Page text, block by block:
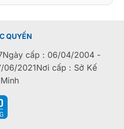
QUYẾN
cấp : 06/04/2004 -
2021Nơi cấp : Sở Kế